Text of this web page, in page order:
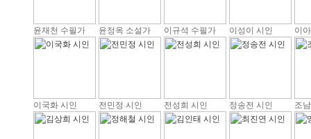
윤재천 수필가 윤정옥 소설가 이규석 수필가 이성이 시인 이
이국화 시인 전민정 시인 전성희 시인 정송전 시인 조